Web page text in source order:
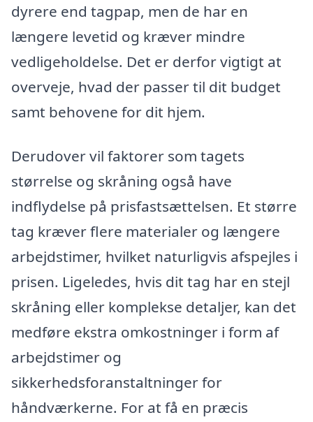
dyrere end tagpap, men de har en
længere levetid og kræver mindre
vedligeholdelse. Det er derfor vigtigt at
overveje, hvad der passer til dit budget
samt behovene for dit hjem.
Derudover vil faktorer som tagets
størrelse og skråning også have
indflydelse på prisfastsættelsen. Et større
tag kræver flere materialer og længere
arbejdstimer, hvilket naturligvis afspejles i
prisen. Ligeledes, hvis dit tag har en stejl
skråning eller komplekse detaljer, kan det
medføre ekstra omkostninger i form af
arbejdstimer og
sikkerhedsforanstaltninger for
håndværkerne. For at få en præcis